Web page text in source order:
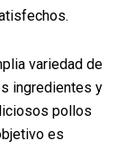
variedad de
ingredientes y
pollos
es